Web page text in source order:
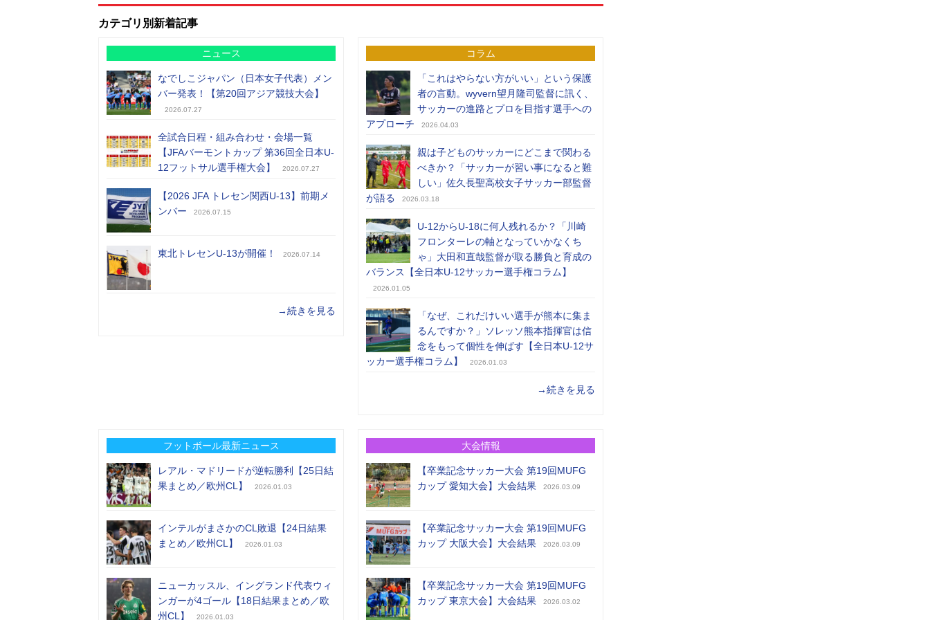
カテゴリ別新着記事
ニュース
なでしこジャパン（日本女子代表）メン
バー発表！【第20回アジア競技大会】
2026.07.27
全試合日程・組み合わせ・会場一覧
【JFAバーモントカップ 第36回全日本U-
12フットサル選手権大会】
2026.07.27
【2026 JFA トレセン関西U-13】前期メ
ンバー
2026.07.15
東北トレセンU-13が開催！ 2026.07.14
→続きを見る
コラム
「これはやらない方がいい」という保護
者の言動。wyvern望月隆司監督に訊く、
サッカーの進路とプロを目指す選手への
アプローチ
2026.04.03
親は子どものサッカーにどこまで関わる
べきか？「サッカーが習い事になると難
しい」佐久長聖高校女子サッカー部監督
が語る
2026.03.18
U-12からU-18に何人残れるか？「川崎
フロンターレの軸となっていかなくち
ゃ」大田和直哉監督が取る勝負と育成の
バランス【全日本U-12サッカー選手権コラム】
2026.01.05
「なぜ、これだけいい選手が熊本に集ま
るんですか？」ソレッソ熊本指揮官は信
念をもって個性を伸ばす【全日本U-12サ
ッカー選手権コラム】
2026.01.03
→続きを見る
フットボール最新ニュース
レアル・マドリードが逆転勝利【25日結
果まとめ／欧州CL】
2026.01.03
インテルがまさかのCL敗退【24日結果
まとめ／欧州CL】
2026.01.03
ニューカッスル、イングランド代表ウィ
ンガーが4ゴール【18日結果まとめ／欧
州CL】
2026.01.03
大会情報
【卒業記念サッカー大会 第19回MUFG
カップ 愛知大会】大会結果
2026.03.09
【卒業記念サッカー大会 第19回MUFG
カップ 大阪大会】大会結果
2026.03.09
【卒業記念サッカー大会 第19回MUFG
カップ 東京大会】大会結果
2026.03.02